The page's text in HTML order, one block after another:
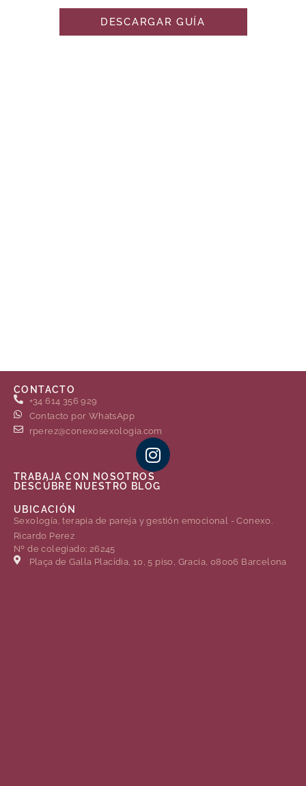
DESCARGAR GUÍA
CONTACTO
+34 614 356 929
Contacto por WhatsApp
rperez@conexosexologia.com
TRABAJA CON NOSOTROS
DESCÚBRE NUESTRO BLOG
UBICACIÓN
Sexología, terapia de pareja y gestión emocional - Conexo.
Ricardo Perez
Nº de colegiado: 26245
Plaça de Gal·la Placídia, 10, 5 piso, Gracia, 08006 Barcelona